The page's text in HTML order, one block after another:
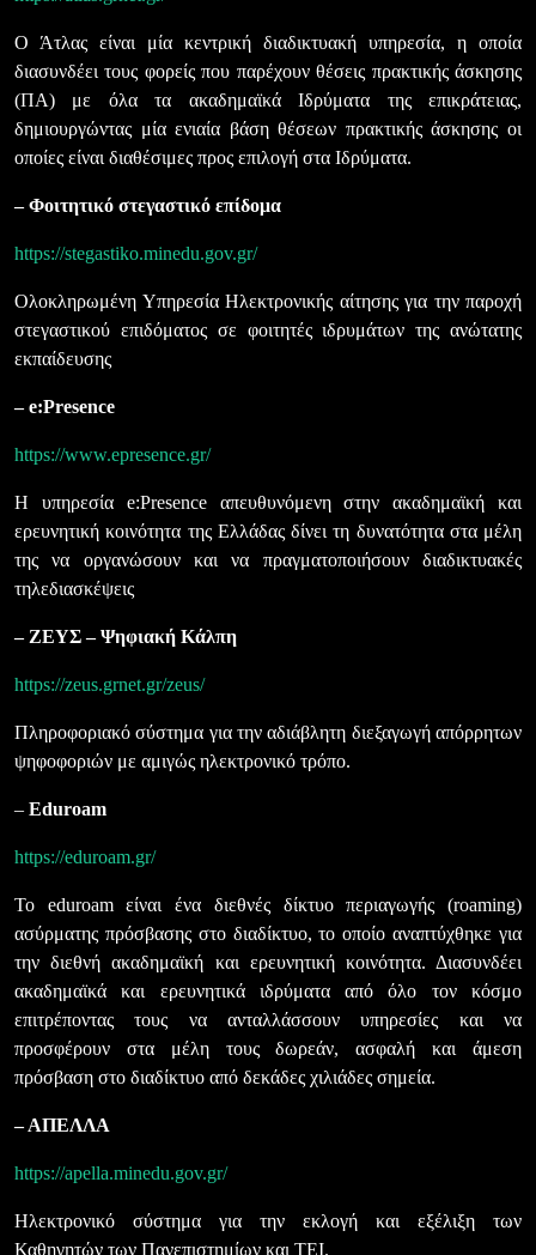
Ο Άτλας είναι μία κεντρική διαδικτυακή υπηρεσία, η οποία
διασυνδέει τους φορείς που παρέχουν θέσεις πρακτικής άσκησης
(ΠΑ) με όλα τα ακαδημαϊκά Ιδρύματα της επικράτειας,
δημιουργώντας μία ενιαία βάση θέσεων πρακτικής άσκησης οι
οποίες είναι διαθέσιμες προς επιλογή στα Ιδρύματα.
– Φοιτητικό στεγαστικό επίδομα
https://stegastiko.minedu.gov.gr/
Ολοκληρωμένη Υπηρεσία Ηλεκτρονικής αίτησης για την παροχή
στεγαστικού επιδόματος σε φοιτητές ιδρυμάτων της ανώτατης
εκπαίδευσης
– e:Presence
https://www.epresence.gr/
Η υπηρεσία e:Presence απευθυνόμενη στην ακαδημαϊκή και
ερευνητική κοινότητα της Ελλάδας δίνει τη δυνατότητα στα μέλη
της να οργανώσουν και να πραγματοποιήσουν διαδικτυακές
τηλεδιασκέψεις
– ΖΕΥΣ – Ψηφιακή Κάλπη
https://zeus.grnet.gr/zeus/
Πληροφοριακό σύστημα για την αδιάβλητη διεξαγωγή απόρρητων
ψηφοφοριών με αμιγώς ηλεκτρονικό τρόπο.
– Eduroam
https://eduroam.gr/
To eduroam είναι ένα διεθνές δίκτυο περιαγωγής (roaming)
ασύρματης πρόσβασης στο διαδίκτυο, το οποίο αναπτύχθηκε για
την διεθνή ακαδημαϊκή και ερευνητική κοινότητα. Διασυνδέει
ακαδημαϊκά και ερευνητικά ιδρύματα από όλο τον κόσμο
επιτρέποντας τους να ανταλλάσσουν υπηρεσίες και να
προσφέρουν στα μέλη τους δωρεάν, ασφαλή και άμεση
πρόσβαση στο διαδίκτυο από δεκάδες χιλιάδες σημεία.
– ΑΠΕΛΛΑ
https://apella.minedu.gov.gr/
Ηλεκτρονικό σύστημα για την εκλογή και εξέλιξη των
Καθηγητών των Πανεπιστημίων και ΤΕΙ.